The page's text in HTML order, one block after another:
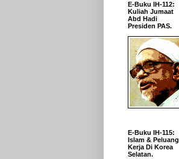
E-Buku IH-112:
Kuliah Jumaat
Abd Hadi
Presiden PAS.
E-Buku IH-115:
Islam & Peluang
Kerja Di Korea
Selatan.